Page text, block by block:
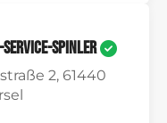
Spinler
2, 61440